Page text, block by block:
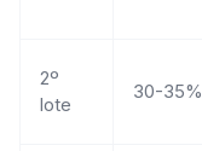
2º
lote
30-35%